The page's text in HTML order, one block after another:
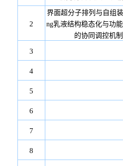
2
界面超分子排列与自组
ng乳液结构稳态化与功
的协同调控机制
3
4
5
6
7
8